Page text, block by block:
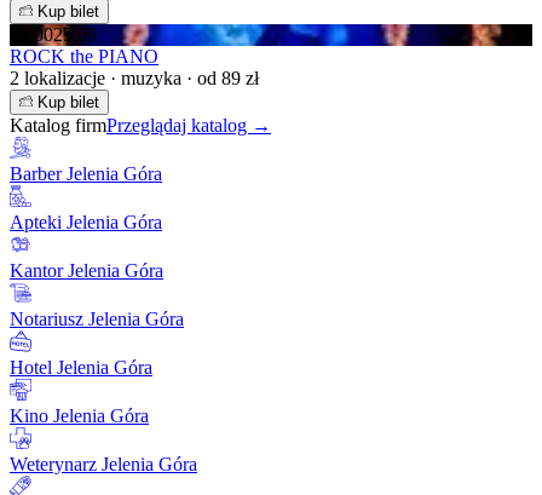
Kup bilet
19:0025.09
ROCK the PIANO
2 lokalizacje · muzyka · od 89 zł
Kup bilet
Katalog firmPrzeglądaj katalog →
Barber Jelenia Góra
Apteki Jelenia Góra
Kantor Jelenia Góra
Notariusz Jelenia Góra
Hotel Jelenia Góra
Kino Jelenia Góra
Weterynarz Jelenia Góra